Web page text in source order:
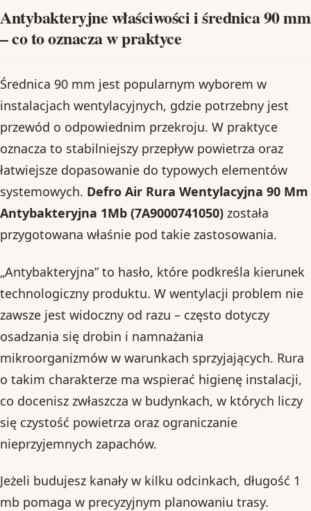
Antybakteryjne właściwości i średnica 90 mm
– co to oznacza w praktyce
Średnica 90 mm jest popularnym wyborem w
instalacjach wentylacyjnych, gdzie potrzebny jest
przewód o odpowiednim przekroju. W praktyce
oznacza to stabilniejszy przepływ powietrza oraz
łatwiejsze dopasowanie do typowych elementów
systemowych. Defro Air Rura Wentylacyjna 90 Mm
Antybakteryjna 1Mb (7A9000741050) została
przygotowana właśnie pod takie zastosowania.
„Antybakteryjna” to hasło, które podkreśla kierunek
technologiczny produktu. W wentylacji problem nie
zawsze jest widoczny od razu – często dotyczy
osadzania się drobin i namnażania
mikroorganizmów w warunkach sprzyjających. Rura
o takim charakterze ma wspierać higienę instalacji,
co docenisz zwłaszcza w budynkach, w których liczy
się czystość powietrza oraz ograniczanie
nieprzyjemnych zapachów.
Jeżeli budujesz kanały w kilku odcinkach, długość 1
mb pomaga w precyzyjnym planowaniu trasy.